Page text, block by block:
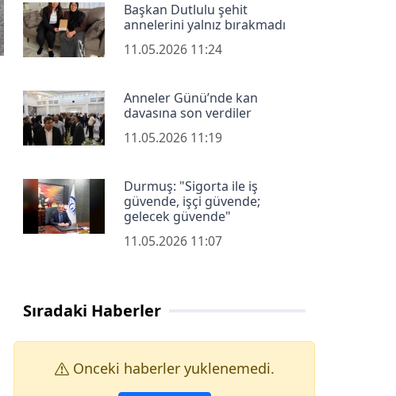
Başkan Dutlulu şehit
annelerini yalnız bırakmadı
11.05.2026 11:24
Anneler Günü’nde kan
davasına son verdiler
11.05.2026 11:19
Durmuş: "Sigorta ile iş
güvende, işçi güvende;
gelecek güvende"
11.05.2026 11:07
Sıradaki Haberler
Onceki haberler yuklenemedi.